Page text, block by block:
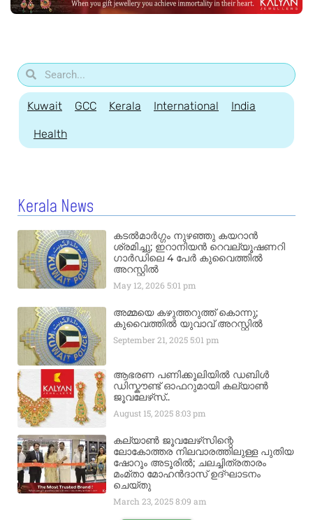
Kuwait GCC Kerala International India
Health
Kerala News
കടൽമാർഗ്ഗം നുഴഞ്ഞു കയറാൻ
ശ്രമിച്ചു; ഇറാനിയൻ റെവല്യൂഷണറി
ഗാർഡിലെ 4 പേർ കുവൈത്തിൽ
അറസ്റ്റിൽ
May 12, 20265:01 pm
അമ്മയെ കഴുത്തറുത്ത് കൊന്നു;
കുവൈത്തിൽ യുവാവ് അറസ്റ്റിൽ
September 21, 20255:01 pm
ആഭരണ പണിക്കൂലിയിൽ ഡബിൾ
ഡിസ്കൗണ്ട് ഓഫറുമായി കല്യാൺ
ജൂവലേഴ്‌സ്..
August 15, 20258:03 pm
കല്യാൺ ജൂവലേഴ്‌സിന്റെ
ലോകോത്തര നിലവാരത്തിലുള്ള പുതിയ
ഷോറൂം അടൂരിൽ; ചലച്ചിത്രതാരം
മംമ്താ മോഹൻദാസ് ഉദ്ഘാടനം
ചെയ്‌തു
March 23, 20258:09 am